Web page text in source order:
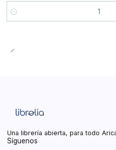
Cantidad
Una librería abierta, para todo
Síguenos